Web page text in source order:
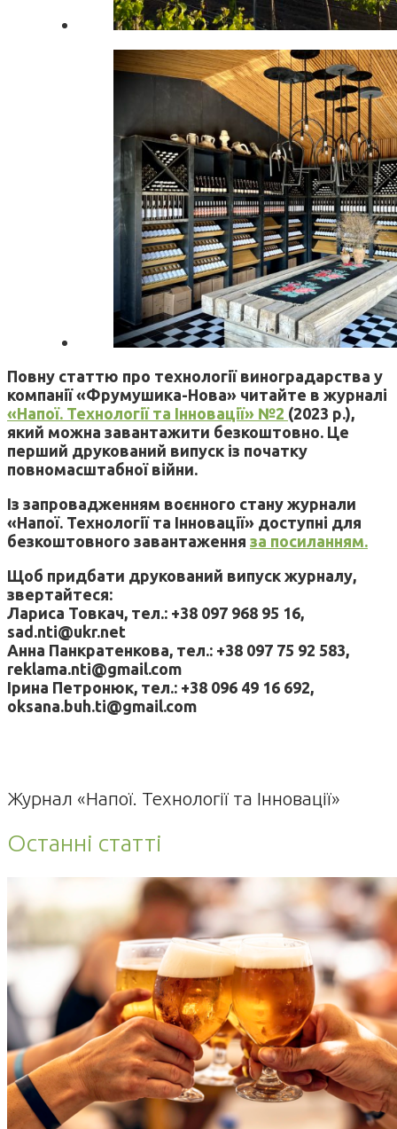
Повну статтю про технології виноградарства у
компанії «Фрумушика-Нова» читайте в журналі
«Напої. Технології та Інновації» №2 (2023 р.),
який можна завантажити безкоштовно. Це
перший друкований випуск із початку
повномасштабної війни.
Із запровадженням воєнного стану журнали
«Напої. Технології та Інновації» доступні для
безкоштовного завантаження за посиланням.
Щоб придбати друкований випуск журналу,
звертайтеся:
Лариса Товкач, тел.: +38 097 968 95 16,
sad.nti@ukr.net
Анна Панкратенкова, тел.: +38 097 75 92 583,
reklama.nti@gmail.com
Ірина Петронюк, тел.: +38 096 49 16 692,
oksana.buh.ti@gmail.com
Журнал «Напої. Технології та Інновації»
Останні статті